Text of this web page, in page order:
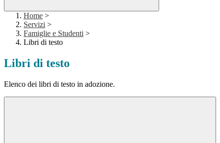
Home >
Servizi >
Famiglie e Studenti >
Libri di testo
Libri di testo
Elenco dei libri di testo in adozione.